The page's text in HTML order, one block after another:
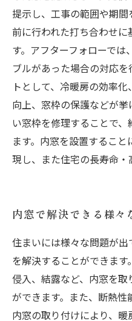
提示し、工事の範囲や期
前に行われた打ち合わせ
す。アフターフォローで
ブルがあった場合の対応
トとして、冷暖房の効率
向上、窓枠の保護などが
い窓枠を修理することで
ます。内窓を設置するこ
現し、また住宅の長寿命・
内窓で解決できる様々
住まいには様々な問題が
を解決することができま
侵入、結露など、内窓を
ができます。また、断熱性
内窓の取り付けにより、